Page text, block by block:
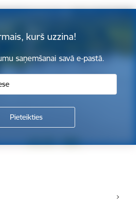
kurš uzzina!
saņemšanai savā e-pastā.